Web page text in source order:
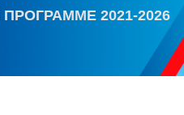
2021-2026